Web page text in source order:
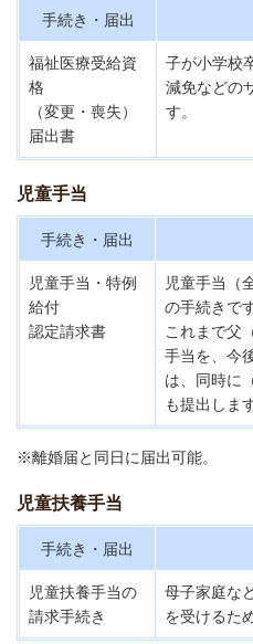
手続き・届出
福祉医療受給資
格
（変更・喪失）
届出書
子が小学校
減免などの
す。
児童手当
手続き・届出
児童手当・特例
給付
認定請求書
児童手当（
の手続きです
これまで父
手当を、今
は、同時に
も提出します
※離婚届と同日に届出可能。
児童扶養手当
手続き・届出
児童扶養手当の
請求手続き
母子家庭な
を受けるた